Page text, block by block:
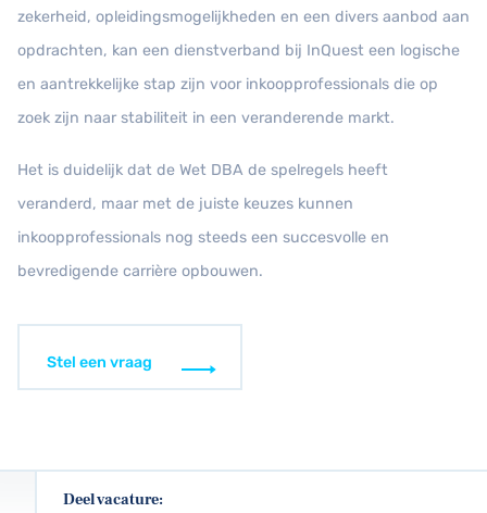
zekerheid, opleidingsmogelijkheden en een divers aanbod aan
opdrachten, kan een dienstverband bij InQuest een logische
en aantrekkelijke stap zijn voor inkoopprofessionals die op
zoek zijn naar stabiliteit in een veranderende markt.
Het is duidelijk dat de Wet DBA de spelregels heeft
veranderd, maar met de juiste keuzes kunnen
inkoopprofessionals nog steeds een succesvolle en
bevredigende carrière opbouwen.
Stel een vraag
Deel vacature: